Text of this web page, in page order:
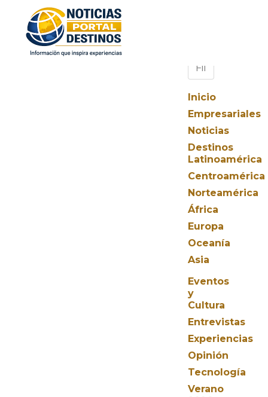
Inicio
Empresariales
Noticias
Destinos
Latinoamérica
Centroamérica
Norteamérica
África
Europa
Oceanía
Asia
Eventos
y
Cultura
Entrevistas
Experiencias
Opinión
Tecnología
Verano